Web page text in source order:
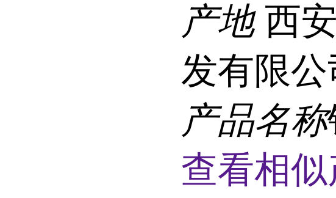
产地 西
发有限公
产品名称
查看相